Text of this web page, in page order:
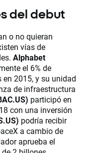
del debut
o no quieran
vías de
Alphabet
el 6% de
2015, y su unidad
de infraestructura
participó en
con una inversión
podría recibir
a cambio de
aprueba el